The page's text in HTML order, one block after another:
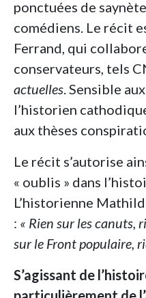
ponctuées de
comédiens. Le récit
Ferrand, qui
conservateurs, tels
actuelles. Sensible
l’historien
aux thèses
Le récit s’autorise
« oublis » dans
L’historienne
: « Rien sur les canuts,
sur le Front populaire,
S’agissant de